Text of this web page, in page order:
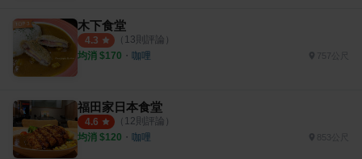
木下食堂
4.3 （ 13則評論）
均消 $170 ・ 咖哩 757公尺
福田家日本食堂
4.6 （ 12則評論）
均消 $120 ・ 咖哩 853公尺